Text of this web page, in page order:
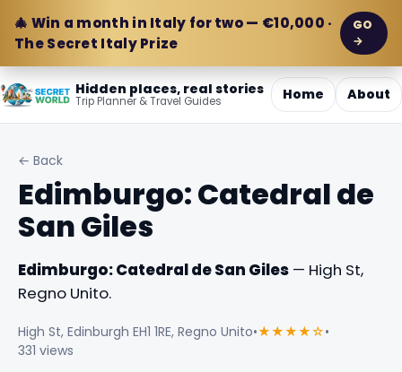
🎄 Win a month in Italy for two — €10,000 ·
The Secret Italy Prize
GO
→
Hidden places, real stories
Trip Planner & Travel Guides Home About
← Back
Edimburgo: Catedral de
San Giles
Edimburgo: Catedral de San Giles — High St,
Regno Unito.
High St, Edinburgh EH1 1RE, Regno Unito•★★★★☆•
331 views